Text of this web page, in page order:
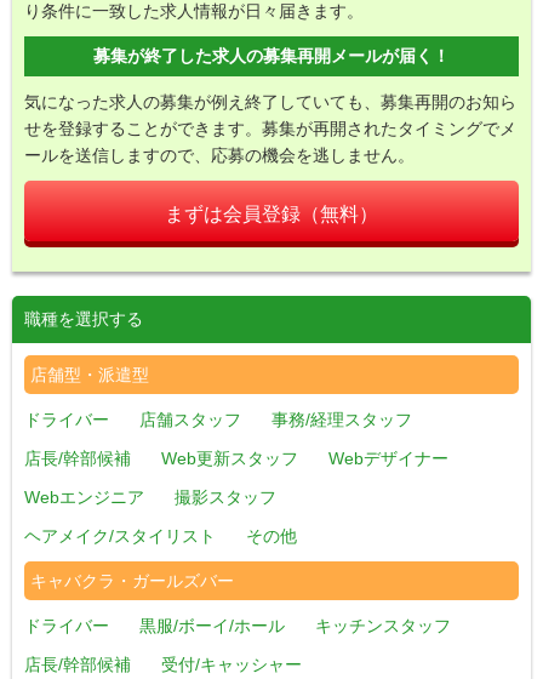
り条件に一致した求人情報が日々届きます。
募集が終了した求人の募集再開メールが届く！
気になった求人の募集が例え終了していても、募集再開のお知ら
せを登録することができます。募集が再開されたタイミングでメ
ールを送信しますので、応募の機会を逃しません。
まずは会員登録（無料）
職種を選択する
店舗型・派遣型
ドライバー 店舗スタッフ
事務/経理スタッフ
店長/幹部候補
Web更新スタッフ
Webデザイナー
Webエンジニア
撮影スタッフ
ヘアメイク/スタイリスト
その他
キャバクラ・ガールズバー
ドライバー 黒服/ボーイ/ホール
キッチンスタッフ
店長/幹部候補
受付/キャッシャー